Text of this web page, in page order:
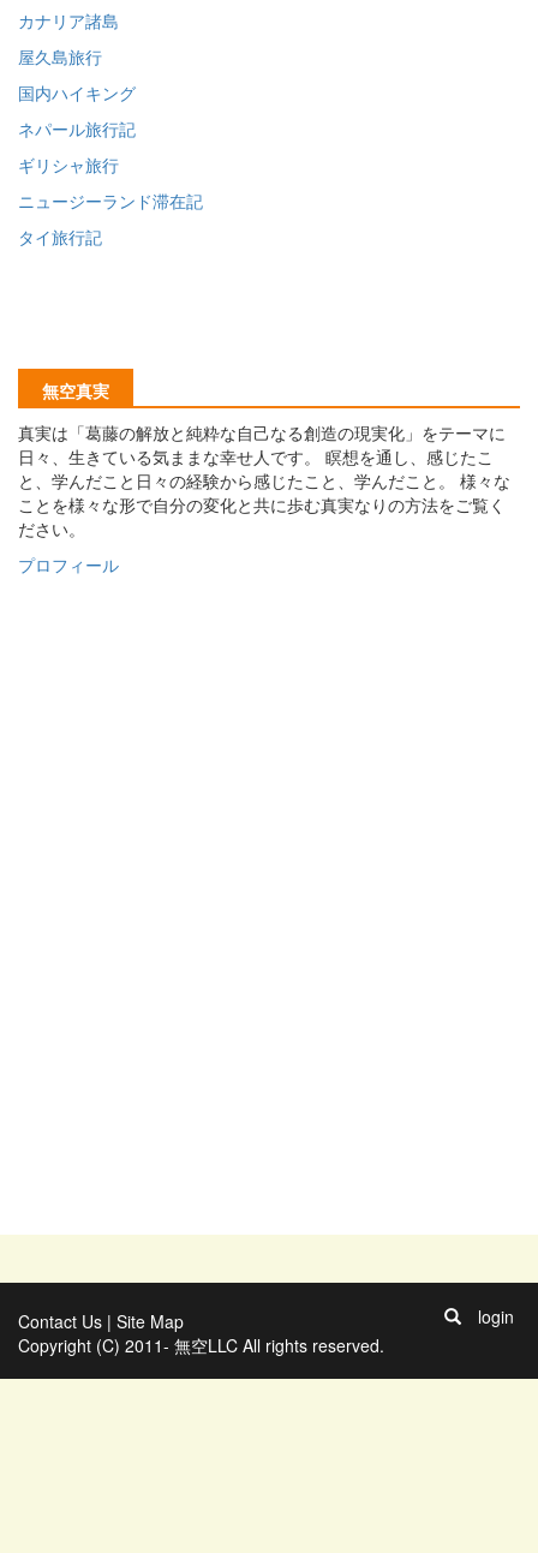
カナリア諸島
屋久島旅行
国内ハイキング
ネパール旅行記
ギリシャ旅行
ニュージーランド滞在記
タイ旅行記
無空真実
真実は「葛藤の解放と純粋な自己なる創造の現実化」をテーマに
日々、生きている気ままな幸せ人です。 瞑想を通し、感じたこ
と、学んだこと日々の経験から感じたこと、学んだこと。 様々な
ことを様々な形で自分の変化と共に歩む真実なりの方法をご覧く
ださい。
プロフィール
Contact Us | Site Map
Copyright (C) 2011- 無空LLC All rights reserved.
login